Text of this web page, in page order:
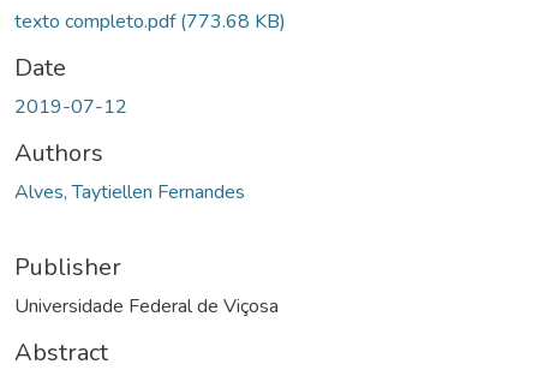
texto completo.pdf(773.68 KB)
Date
2019-07-12
Authors
Alves, Taytiellen Fernandes
Publisher
Universidade Federal de Viçosa
Abstract